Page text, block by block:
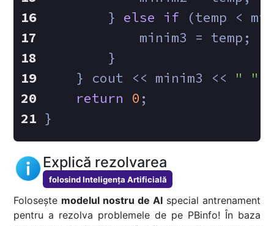
        }
else if (temp <
            minim3 = temp;
        }
    } cout << minim3 <<
" "
return
0 ;
}
Explică rezolvarea
folosind Inteligența Artificială
Folosește modelul nostru de AIspecial antrenament
pentru a rezolva problemele de pe PBinfo! În baza